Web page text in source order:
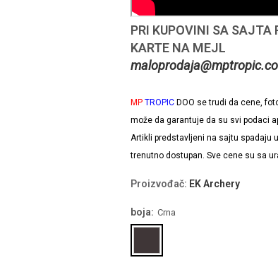
PRI KUPOVINI SA SAJTA
KARTE NA MEJL
MP TROPIC DOO se trudi da cene,
može da garantuje da su svi podaci
Artikli predstavljeni na sajtu spadaju
trenutno dostupan. Sve cene su sa
Proizvođač: EK Archery
boja: Crna